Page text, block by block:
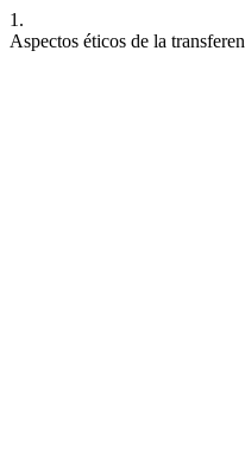
1.
Aspectos éticos de la